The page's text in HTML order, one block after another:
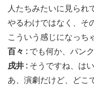
人たちみたいに見られ
やるわけではなく、そ
こういう感じになっち
百々 : でも何か、パン
戌井 : そうですね、は
あ、演劇だけど、どこ